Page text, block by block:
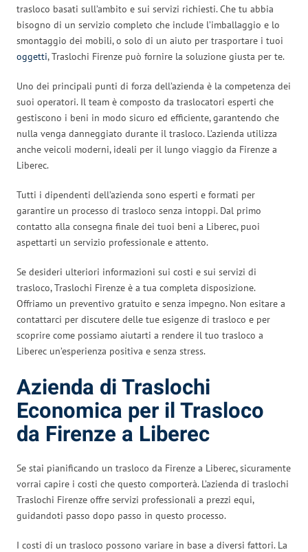
trasloco basati sull’ambito e sui servizi richiesti. Che tu abbia
bisogno di un servizio completo che include l’imballaggio e lo
smontaggio dei mobili, o solo di un aiuto per trasportare i tuoi
oggetti, Traslochi Firenze può fornire la soluzione giusta per te.
Uno dei principali punti di forza dell’azienda è la competenza dei
suoi operatori. Il team è composto da traslocatori esperti che
gestiscono i beni in modo sicuro ed efficiente, garantendo che
nulla venga danneggiato durante il trasloco. L’azienda utilizza
anche veicoli moderni, ideali per il lungo viaggio da Firenze a
Liberec.
Tutti i dipendenti dell’azienda sono esperti e formati per
garantire un processo di trasloco senza intoppi. Dal primo
contatto alla consegna finale dei tuoi beni a Liberec, puoi
aspettarti un servizio professionale e attento.
Se desideri ulteriori informazioni sui costi e sui servizi di
trasloco, Traslochi Firenze è a tua completa disposizione.
Offriamo un preventivo gratuito e senza impegno. Non esitare a
contattarci per discutere delle tue esigenze di trasloco e per
scoprire come possiamo aiutarti a rendere il tuo trasloco a
Liberec un’esperienza positiva e senza stress.
Azienda di Traslochi
Economica per il Trasloco
da Firenze a Liberec
Se stai pianificando un trasloco da Firenze a Liberec, sicuramente
vorrai capire i costi che questo comporterà. L’azienda di traslochi
Traslochi Firenze offre servizi professionali a prezzi equi,
guidandoti passo dopo passo in questo processo.
I costi di un trasloco possono variare in base a diversi fattori. La